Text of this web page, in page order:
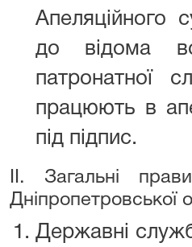
Апеляційного
до відома
патронатної
працюють в
під підпис.
II. Загальні
Дніпропетровської
Державні